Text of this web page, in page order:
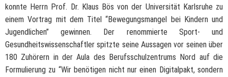
konnte Herrn Prof. Dr. Klaus Bös von der Universität Karlsruhe zu
einem Vortrag mit dem Titel “Bewegungsmangel bei Kindern und
Jugendlichen” gewinnen. Der renommierte Sport- und
Gesundheitswissenschaftler spitzte seine Aussagen vor seinen über
180 Zuhörern in der Aula des Berufsschulzentrums Nord auf die
Formulierung zu “Wir benötigen nicht nur einen Digitalpakt, sondern